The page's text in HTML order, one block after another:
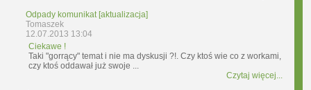
Odpady komunikat [aktualizacja]
Tomaszek
12.07.2013 13:04
Ciekawe !
Taki "gorrący" temat i nie ma dyskusji ?!. Czy ktoś wie co z workami,
czy ktoś oddawał już swoje ...
Czytaj więcej...